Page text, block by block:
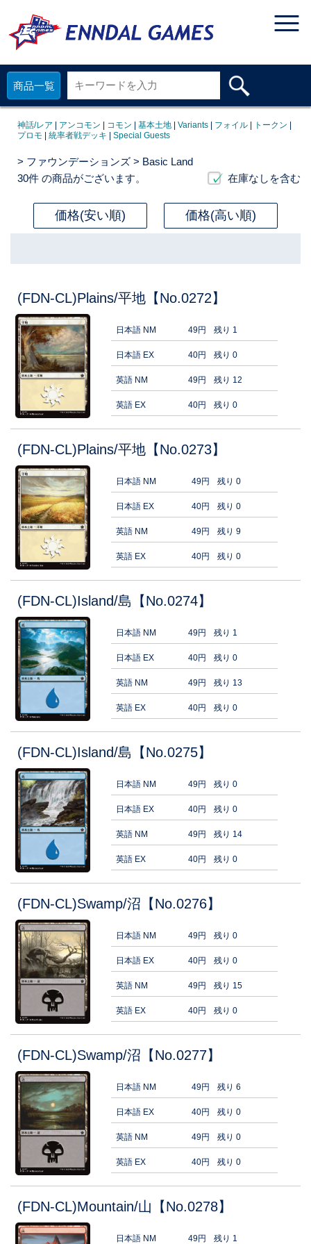
商品一覧
神話/レア アンコモン コモン 基本土地 Variants フォイル トークン
プロモ
統率者戦デッキ Special Guests
> ファウンデーションズ > Basic Land
30件 の商品がございます。 在庫なしを含む
価格(安い順) 価格(高い順)
(FDN-CL)Plains/平地【No.0272】
日本語 NM 49円 残り 1
日本語 EX 40円 残り 0
英語 NM 49円 残り 12
英語 EX 40円 残り 0
(FDN-CL)Plains/平地【No.0273】
日本語 NM 49円 残り 0
日本語 EX 40円 残り 0
英語 NM 49円 残り 9
英語 EX 40円 残り 0
(FDN-CL)Island/島【No.0274】
日本語 NM 49円 残り 1
日本語 EX 40円 残り 0
英語 NM 49円 残り 13
英語 EX 40円 残り 0
(FDN-CL)Island/島【No.0275】
日本語 NM 49円 残り 0
日本語 EX 40円 残り 0
英語 NM 49円 残り 14
英語 EX 40円 残り 0
(FDN-CL)Swamp/沼【No.0276】
日本語 NM 49円 残り 0
日本語 EX 40円 残り 0
英語 NM 49円 残り 15
英語 EX 40円 残り 0
(FDN-CL)Swamp/沼【No.0277】
日本語 NM 49円 残り 6
日本語 EX 40円 残り 0
英語 NM 49円 残り 0
英語 EX 40円 残り 0
(FDN-CL)Mountain/山【No.0278】
日本語 NM 49円 残り 1